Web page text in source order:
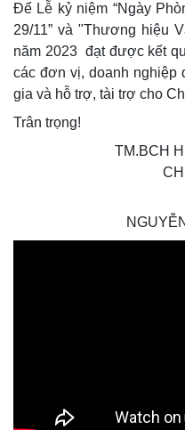
Để Lễ kỷ niệm “Ngày
29/11” và "Thương hiệu
năm 2023 đạt được kết
các đơn vị, doanh nghiệp
gia và hỗ trợ, tài trợ cho
Trân trọng!
TM.BCH